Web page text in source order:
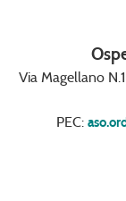
Via Magellano
PEC: